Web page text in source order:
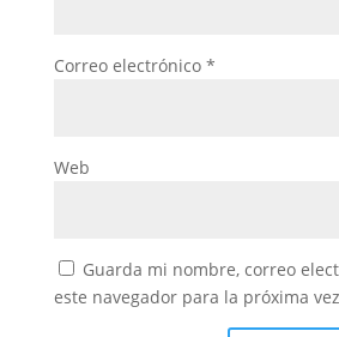
Correo electrónico *
Web
Guarda mi nombre, correo
este navegador para la próxima